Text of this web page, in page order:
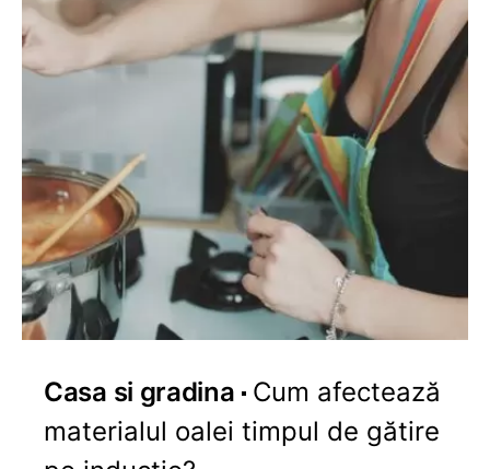
Casa si gradina
Cum afectează
materialul oalei timpul de gătire